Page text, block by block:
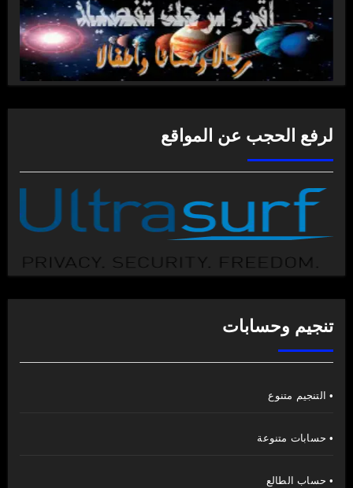
لرفع الحجب عن المواقع
تنجيم وحسابات
• التنجيم متنوع
• حسابات متنوعة
• حساب الطالع